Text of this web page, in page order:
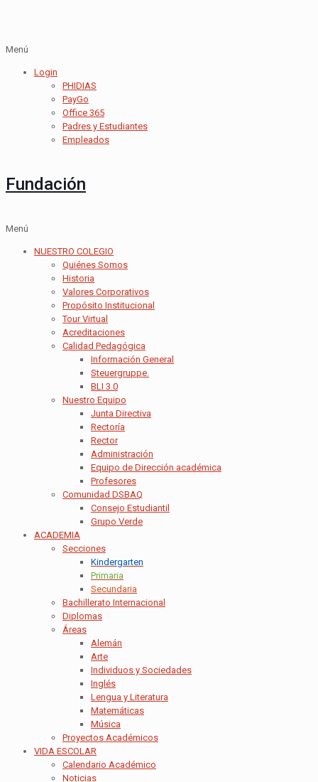
Menú
Login
PHIDIAS
PayGo
Office 365
Padres y Estudiantes
Empleados
Fundación
Menú
NUESTRO COLEGIO
Quiénes Somos
Historia
Valores Corporativos
Propósito Institucional
Tour Virtual
Acreditaciones
Calidad Pedagógica
Información General
Steuergruppe.
BLI 3.0
Nuestro Equipo
Junta Directiva
Rectoría
Rector
Administración
Equipo de Dirección académica
Profesores
Comunidad DSBAQ
Consejo Estudiantil
Grupo Verde
ACADEMIA
Secciones
Kindergarten
Primaria
Secundaria
Bachillerato Internacional
Diplomas
Áreas
Alemán
Arte
Individuos y Sociedades
Inglés
Lengua y Literatura
Matemáticas
Música
Proyectos Académicos
VIDA ESCOLAR
Calendario Académico
Noticias